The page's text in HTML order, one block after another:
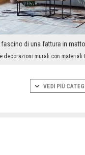
Il fascino di una fattura in
VEDI PIÙ